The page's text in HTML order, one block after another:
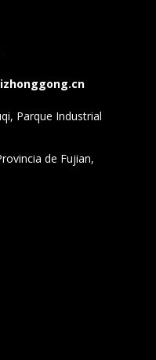
Parque Industrial
de Fujian,